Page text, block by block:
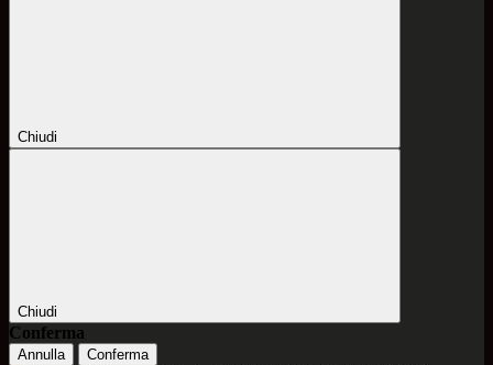
Chiudi
Chiudi
Conferma
Annulla Conferma